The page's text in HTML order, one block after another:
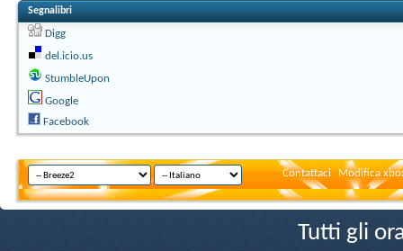
Segnalibri
Digg
del.icio.us
StumbleUpon
Google
Facebook
Contattaci Modifica
Tutti gli